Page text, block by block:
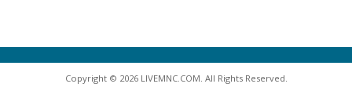
Copyright © 2026 LIVEMNC.COM. All Rights Reserved.